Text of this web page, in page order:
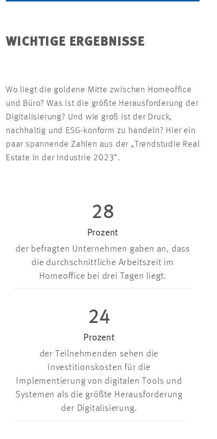
WICHTIGE ERGEBNISSE
Wo liegt die goldene Mitte zwischen Homeoffice
und Büro? Was ist die größte Herausforderung der
Digitalisierung? Und wie groß ist der Druck,
nachhaltig und ESG-konform zu handeln? Hier ein
paar spannende Zahlen aus der „Trendstudie Real
Estate in der Industrie 2023“.
28
Prozent
der befragten Unternehmen gaben an, dass
die durchschnittliche Arbeitszeit im
Homeoffice bei drei Tagen liegt.
24
Prozent
der Teilnehmenden sehen die
Investitionskosten für die
Implementierung von digitalen Tools und
Systemen als die größte Herausforderung
der Digitalisierung.